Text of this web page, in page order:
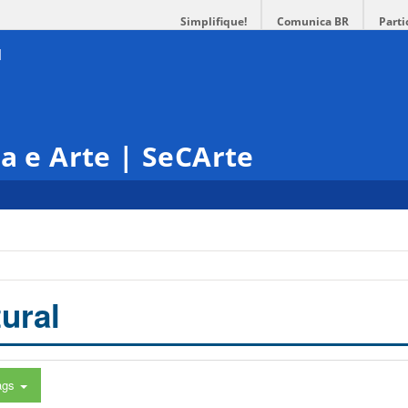
Simplifique! Comunica BR
e Arte | SeCArte